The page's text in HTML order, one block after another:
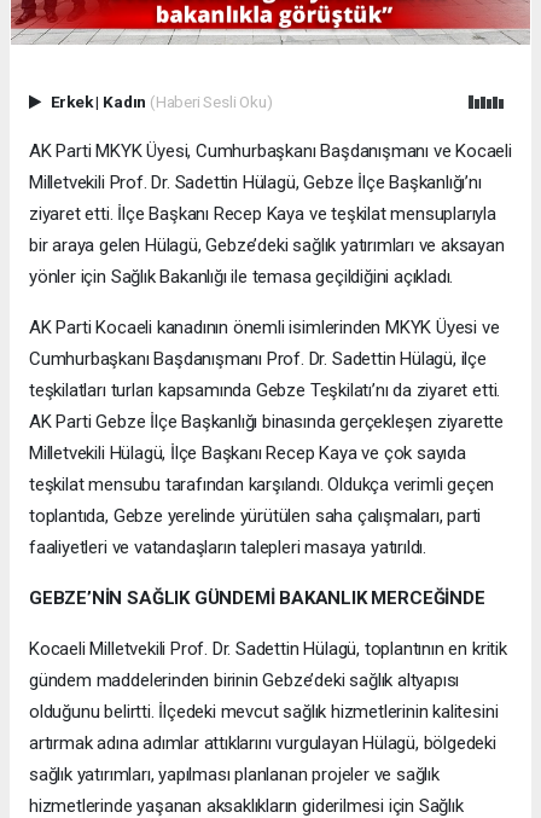
Erkek| Kadın (Haberi Sesli Oku)
AK Parti MKYK Üyesi, Cumhurbaşkanı Başdanışmanı ve Kocaeli
Milletvekili Prof. Dr. Sadettin Hülagü, Gebze İlçe Başkanlığı’nı
ziyaret etti. İlçe Başkanı Recep Kaya ve teşkilat mensuplarıyla
bir araya gelen Hülagü, Gebze’deki sağlık yatırımları ve aksayan
yönler için Sağlık Bakanlığı ile temasa geçildiğini açıkladı.
AK Parti Kocaeli kanadının önemli isimlerinden MKYK Üyesi ve
Cumhurbaşkanı Başdanışmanı Prof. Dr. Sadettin Hülagü, ilçe
teşkilatları turları kapsamında Gebze Teşkilatı’nı da ziyaret etti.
AK Parti Gebze İlçe Başkanlığı binasında gerçekleşen ziyarette
Milletvekili Hülagü, İlçe Başkanı Recep Kaya ve çok sayıda
teşkilat mensubu tarafından karşılandı. Oldukça verimli geçen
toplantıda, Gebze yerelinde yürütülen saha çalışmaları, parti
faaliyetleri ve vatandaşların talepleri masaya yatırıldı.
GEBZE’NİN SAĞLIK GÜNDEMİ BAKANLIK MERCEĞİNDE
Kocaeli Milletvekili Prof. Dr. Sadettin Hülagü, toplantının en kritik
gündem maddelerinden birinin Gebze’deki sağlık altyapısı
olduğunu belirtti. İlçedeki mevcut sağlık hizmetlerinin kalitesini
artırmak adına adımlar attıklarını vurgulayan Hülagü, bölgedeki
sağlık yatırımları, yapılması planlanan projeler ve sağlık
hizmetlerinde yaşanan aksaklıkların giderilmesi için Sağlık